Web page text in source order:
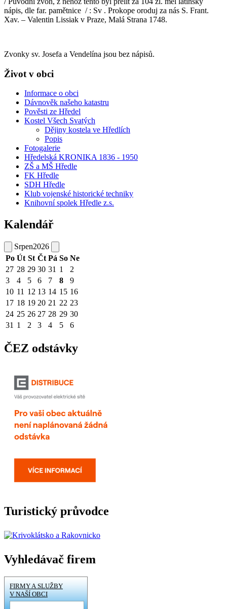
nápis, dle far. pamětnice / : Sv . Prokope oroduj za nás S. Frant.
Xav. – Valentin Lissiak v Praze, Malá Strana 1748.
Zvonky sv. Josefa a Vendelína jsou bez nápisů.
Život v obci
Informace o obci
Dávnověk našeho katastru
Pověsti ze Hředel
Kostel Všech Svatých
Dějiny kostela ve Hředlích
Popis
Fotogalerie
Hředelská KRONIKA 1836 - 1950
ZŠ a MŠ Hředle
FK Hředle
SDH Hředle
Klub vojenské historické techniky
Knihovní spolek Hředle z.s.
Kalendář
Srpen2026
Po Út St Čt Pá So Ne
27 28 29 30 31 1
2
3
4 5 6 7 8
9
10 11 12 13 14 15 16
17 18 19 20 21 22 23
24 25 26 27 28 29 30
31 1 2 3 4 5 6
ČEZ odstávky
Turistický průvodce
Vyhledávač firem
FIRMY A SLUŽBY
V NAŠÍ OBCI